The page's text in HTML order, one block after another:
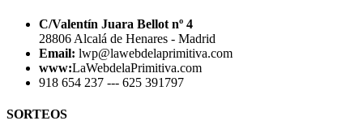
C/Valentín Juara Bellot nº 4
28806 Alcalá de Henares - Madrid
Email: lwp@lawebdelaprimitiva.com
www:LaWebdelaPrimitiva.com
918 654 237 --- 625 391797
SORTEOS